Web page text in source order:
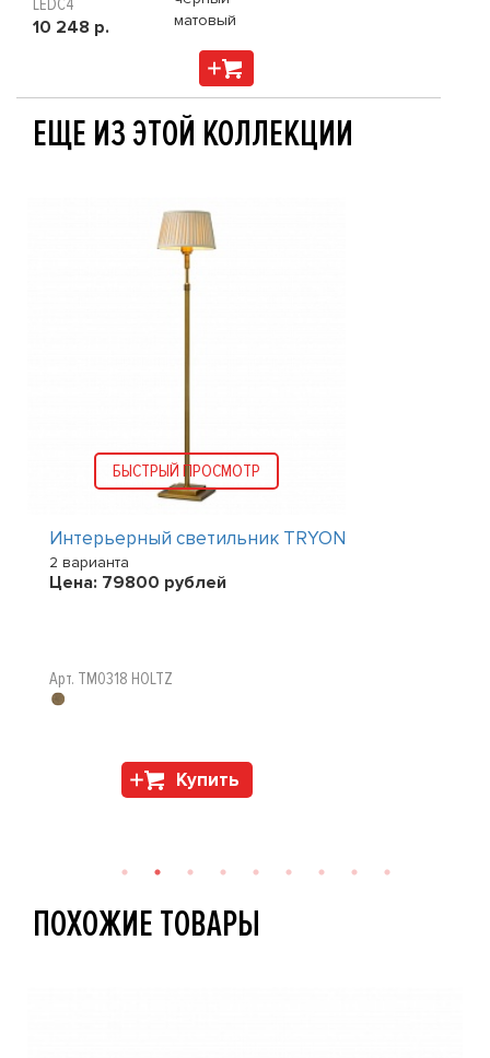
LEDC4
10 248 р.
матовый
ЕЩЕ ИЗ ЭТОЙ КОЛЛЕКЦИИ
БЫСТРЫЙ ПРОСМОТР
Интерьерный светильник TRYON
2 варианта
Цена: 79800 рублей
Арт. TM0318 HOLTZ
Купить
ПОХОЖИЕ ТОВАРЫ